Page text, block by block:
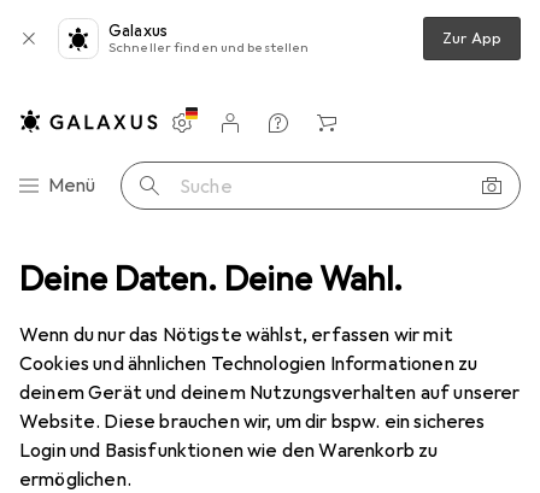
Deine Daten. Deine Wahl.
Wenn du nur das Nötigste wählst, erfassen wir mit
Cookies und ähnlichen Technologien Informationen zu
deinem Gerät und deinem Nutzungsverhalten auf unserer
Website. Diese brauchen wir, um dir bspw. ein sicheres
Login und Basisfunktionen wie den Warenkorb zu
ermöglichen.
Galaxus
Schneller finden und bestellen Zur App
Navigation nach Kategorien
Menü Suche
Einstellungen
Kundenkonto
Vergleichslisten
Merklisten
Warenkorb
Smartphone Schutzfolie Dipos Displayschutzfolie Antireflex
6 Bilder
DiposDisplayschutzfolie Antireflex
EUR
5,99